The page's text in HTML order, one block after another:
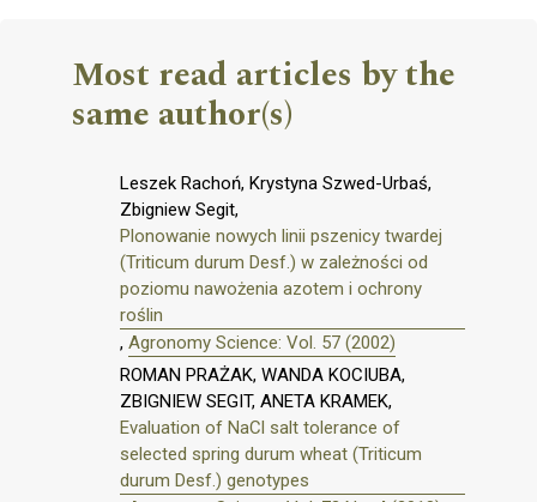
Most read articles by the
same author(s)
Leszek Rachoń, Krystyna Szwed-Urbaś,
Zbigniew Segit,
Plonowanie nowych linii pszenicy twardej
(Triticum durum Desf.) w zależności od
poziomu nawożenia azotem i ochrony
roślin
, Agronomy Science: Vol. 57 (2002)
ROMAN PRAŻAK, WANDA KOCIUBA,
ZBIGNIEW SEGIT, ANETA KRAMEK,
Evaluation of NaCl salt tolerance of
selected spring durum wheat (Triticum
durum Desf.) genotypes